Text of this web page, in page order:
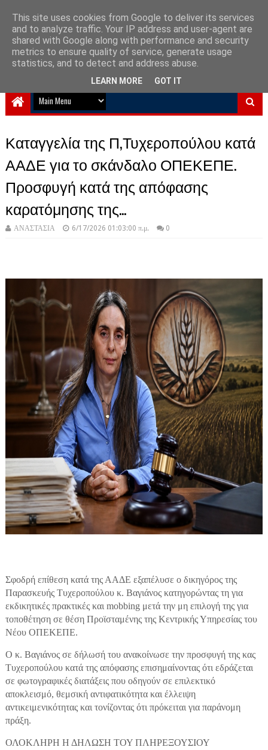
NewPlanet09
Ειδήσεις νέα από την Ελλάδα και τον κόσμο
Καταγγελία της Π,Τυχεροπούλου κατά
ΑΑΔΕ για το σκάνδαλο ΟΠΕΚΕΠΕ.
Προσφυγή κατά της απόφασης
καρατόμησης της...
ΑΝΑΣΤΑΣΙΑ 6/17/2026 01:03:00 π.μ. 0
Σφοδρή επίθεση κατά της ΑΑΔΕ εξαπέλυσε ο δικηγόρος της
Παρασκευής Τυχεροπούλου κ. Βαγιάνος κατηγορώντας τη για
εκδικητικές πρακτικές και mobbing μετά την μη επιλογή της για
τοποθέτηση σε θέση Προϊσταμένης της Κεντρικής Υπηρεσίας του
Νέου ΟΠΕΚΕΠΕ.
Ο κ. Βαγιάνος σε δήλωσή του ανακοίνωσε την προσφυγή της κας
Τυχεροπούλου κατά της απόφασης επισημαίνοντας ότι εδράζεται
σε φωτογραφικές διατάξεις που οδηγούν σε επιλεκτικό
αποκλεισμό, θεμσική αντιφατικότητα και έλλειψη
αντικειμενικότητας και τονίζοντας ότι πρόκειται για παράνομη
πράξη.
ΟΛΟΚΛΗΡΗ Η ΔΗΛΩΣΗ ΤΟΥ ΠΛΗΡΕΞΟΥΣΙΟΥ
This site uses cookies from Google to deliver its services
and to analyze traffic. Your IP address and user-agent are
shared with Google along with performance and security
metrics to ensure quality of service, generate usage
statistics, and to detect and address abuse.
LEARN MORE GOT IT